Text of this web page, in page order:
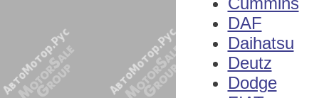
DAF
Daihatsu
Deutz
Dodge